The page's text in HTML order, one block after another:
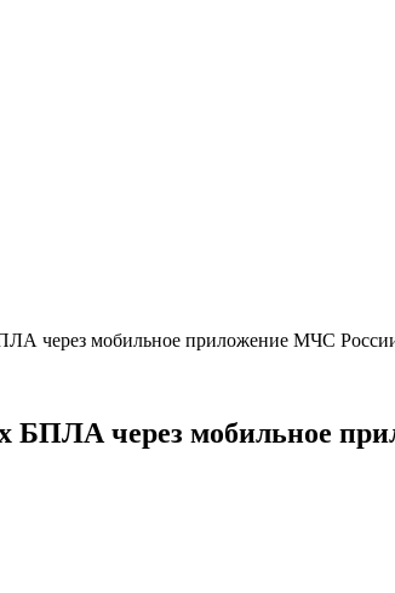
через мобильное приложение МЧС
БПЛА через мобильное